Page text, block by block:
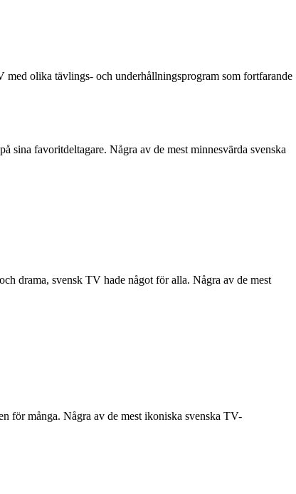
med olika tävlings- och underhållningsprogram som fortfarande
sina favoritdeltagare. Några av de mest minnesvärda svenska
drama, svensk TV hade något för alla. Några av de mest
för många. Några av de mest ikoniska svenska TV-